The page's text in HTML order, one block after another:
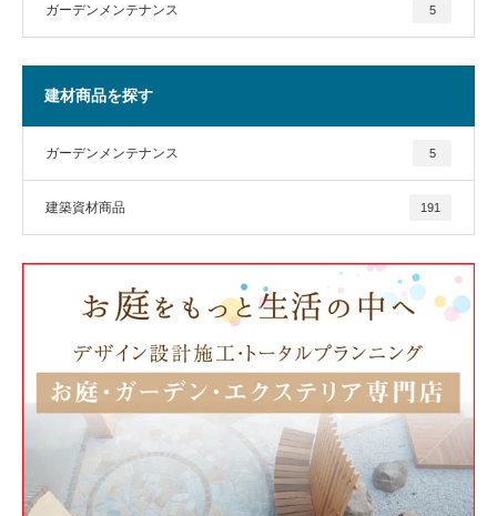
ガーデンメンテナンス 5
建材商品を探す
ガーデンメンテナンス 5
建築資材商品 191